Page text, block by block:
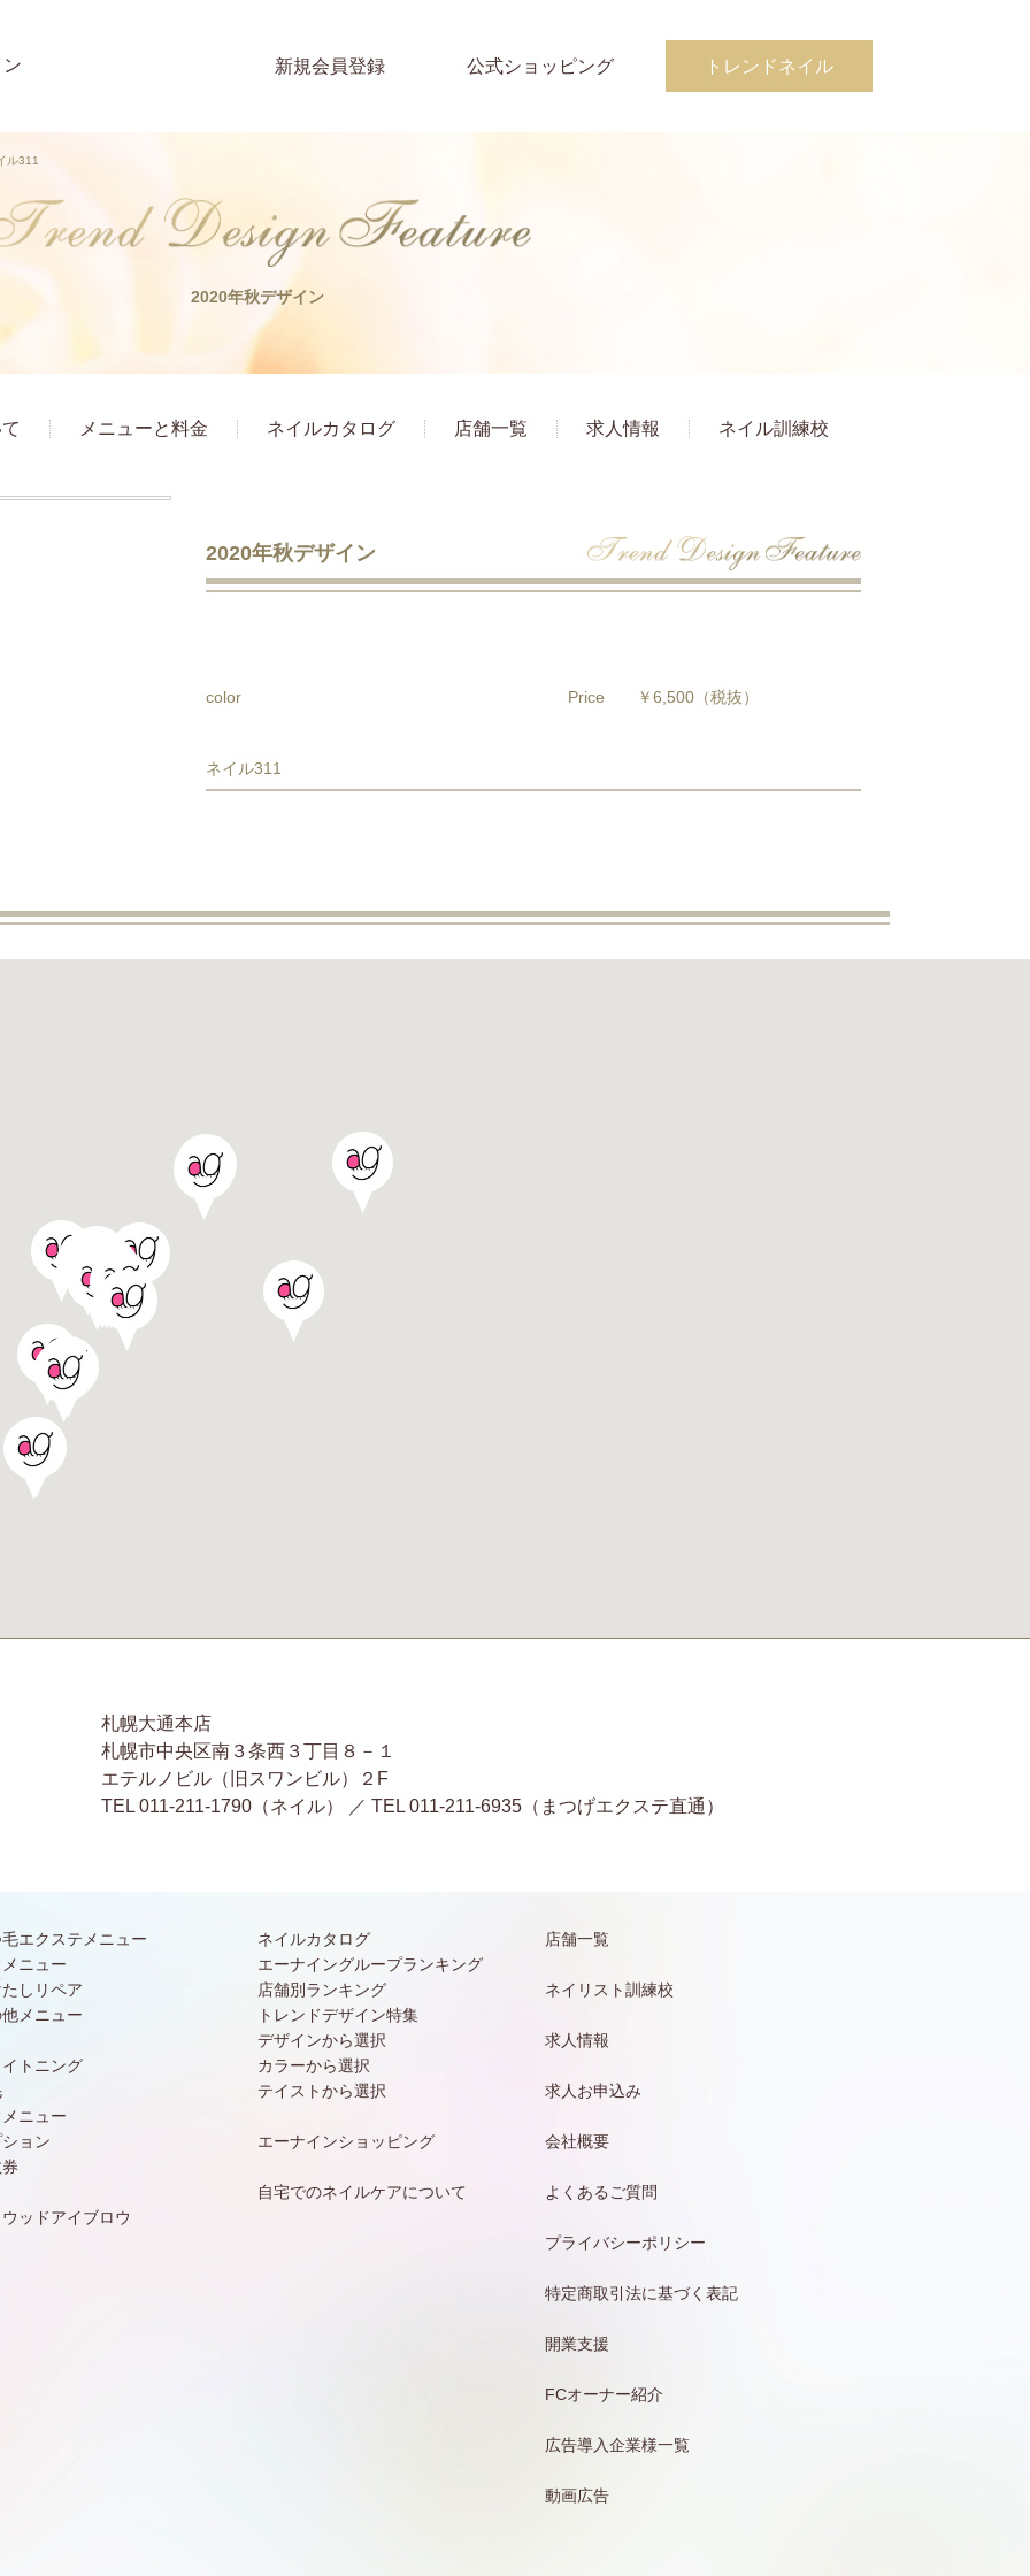
新規会員登録 公式ショッピング トレンドネイル
ル311
2020年秋デザイン
メニューと料金 ネイルカタログ 店舗一覧 求人情報 ネイル訓練校
2020年秋デザイン
color Price ￥6,500 （税抜）
ネイル311
札幌大通本店
札幌市中央区南３条西３丁目８－１
エテルノビル（旧スワンビル）２F
TEL 011-211-1790（ネイル） ／ TEL 011-211-6935（まつげエクステ直通）
エクステメニュー
ニュー
しリペア
メニュー
トニング
ニュー
ョン
ッドアイブロウ
ネイルカタログ
エーナイングループランキング
店舗別ランキング
トレンドデザイン特集
デザインから選択
カラーから選択
テイストから選択
エーナインショッピング
自宅でのネイルケアについて
店舗一覧
ネイリスト訓練校
求人情報
求人お申込み
会社概要
よくあるご質問
プライバシーポリシー
特定商取引法に基づく表記
開業支援
FCオーナー紹介
広告導入企業様一覧
動画広告